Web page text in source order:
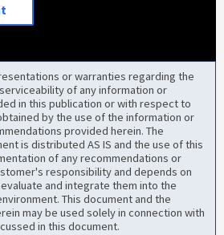
or warranties regarding the
of any information or
in this publication or with respect to
by the use of the information or
provided herein. The
is distributed AS IS and the use of this
of any recommendations or
responsibility and depends on
and integrate them into the
This document and the
may be used solely in connection with
in this document.